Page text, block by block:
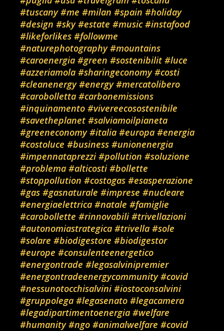
#tuscany #me #milan #spain #holiday
#design #sky #estate #music #instafood
#likeforlikes #followme
#naturephotography #mountains
#caroenergia #green #sostenibilit #luce
#azzeriamola #sharingeconomy #costi
#cleanenergy #energy #mercatolibero
#carobolletta #carbonemissions
#inquinamento #vivereecosostenibile
#savetheplanet #salviamoilpianeta
#greeneconomy #italia #europa #energia
#costoluce #business #unionenergia
#impennataprezzi #pollution #soluzione
#problema #alticosti #bollette
#stoppollution #costogas #esasperazione
#gas #gasnaturale #imprese #nucleare
#energiaelettrica #natale #famiglie
#carobollette #rinnovabili #trivellazioni
#autonomiastrategica #trivella #sole
#solare #biodigestore #biodigestor
#europe #consulenteenergetico
#energontrade #legasalvinipremier
#energontradeenergycommunity #covid
#nessunotocchisalvini #iostoconsalvini
#gruppolega #legasenato #legacamera
#legadipartimentoenergia #welfare
#humanity #ngo #animalwelfare #covid